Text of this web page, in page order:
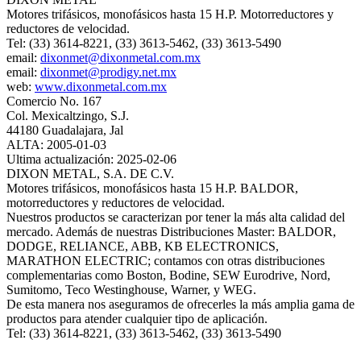
Motores trifásicos, monofásicos hasta 15 H.P. Motorreductores y
reductores de velocidad.
Tel: (33) 3614-8221, (33) 3613-5462, (33) 3613-5490
email: dixonmet@dixonmetal.com.mx
email: dixonmet@prodigy.net.mx
web: www.dixonmetal.com.mx
Comercio No. 167
Col. Mexicaltzingo, S.J.
44180 Guadalajara, Jal
ALTA: 2005-01-03
Ultima actualización: 2025-02-06
DIXON METAL, S.A. DE C.V.
Motores trifásicos, monofásicos hasta 15 H.P. BALDOR,
motorreductores y reductores de velocidad.
Nuestros productos se caracterizan por tener la más alta calidad del
mercado. Además de nuestras Distribuciones Master: BALDOR,
DODGE, RELIANCE, ABB, KB ELECTRONICS,
MARATHON ELECTRIC; contamos con otras distribuciones
complementarias como Boston, Bodine, SEW Eurodrive, Nord,
Sumitomo, Teco Westinghouse, Warner, y WEG.
De esta manera nos aseguramos de ofrecerles la más amplia gama de
productos para atender cualquier tipo de aplicación.
Tel: (33) 3614-8221, (33) 3613-5462, (33) 3613-5490